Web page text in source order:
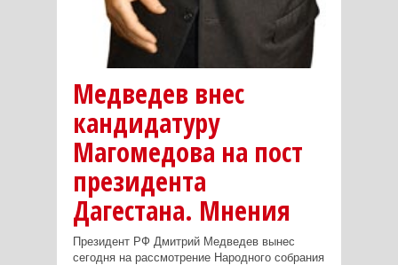
Медведев внес
кандидатуру
Магомедова на пост
президента
Дагестана. Мнения
Президент РФ Дмитрий Медведев вынес
сегодня на рассмотрение Народного собрания